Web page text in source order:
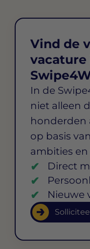
Vind de
vacature
In de
niet alleen
honderden
op basis
ambities
Direct
Nieuwe